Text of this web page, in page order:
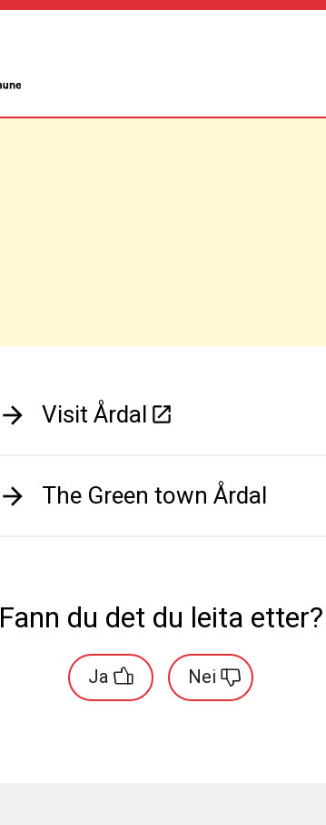
Visit Årdal
The Green town Årdal
Fann du det du leita etter?
Ja Nei